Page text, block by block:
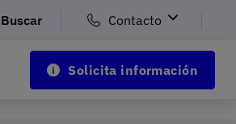
Buscar Contacto
Solicita información